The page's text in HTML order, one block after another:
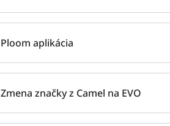
Ploom aplikácia
Zmena značky z Camel na EVO